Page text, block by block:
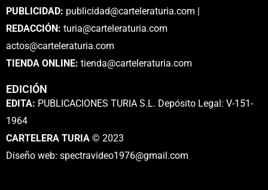
PUBLICIDAD: publicidad@carteleraturia.com |
REDACCIÓN: turia@carteleraturia.com
actos@carteleraturia.com
TIENDA ONLINE: tienda@carteleraturia.com
EDICIÓN
EDITA: PUBLICACIONES TURIA S.L. Depósito Legal: V-151-
1964
CARTELERA TURIA © 2023
Diseño web: spectravideo1976@gmail.com